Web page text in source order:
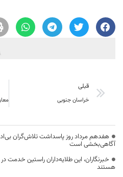
قبلی
خراسان جنوبی
هفدهم مرداد روز پاسداشت تلاش‌گران
آگاهی‌بخشی است
خبرنگاران، این طلایه‌داران راستین خدمت
هستند